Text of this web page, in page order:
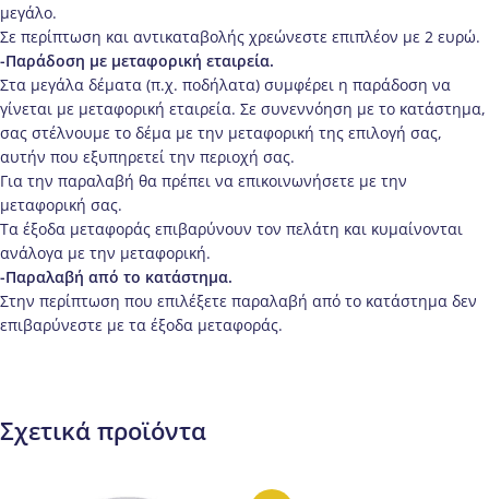
μεγάλο.
Σε περίπτωση και αντικαταβολής χρεώνεστε επιπλέον με 2 ευρώ.
-Παράδοση με μεταφορική εταιρεία.
Στα μεγάλα δέματα (π.χ. ποδήλατα) συμφέρει η παράδοση να
γίνεται με μεταφορική εταιρεία. Σε συνεννόηση με το κατάστημα,
σας στέλνουμε το δέμα με την μεταφορική της επιλογή σας,
αυτήν που εξυπηρετεί την περιοχή σας.
Για την παραλαβή θα πρέπει να επικοινωνήσετε με την
μεταφορική σας.
Τα έξοδα μεταφοράς επιβαρύνουν τον πελάτη και κυμαίνονται
ανάλογα με την μεταφορική.
-Παραλαβή από το κατάστημα.
Στην περίπτωση που επιλέξετε παραλαβή από το κατάστημα δεν
επιβαρύνεστε με τα έξοδα μεταφοράς.
Σχετικά προϊόντα